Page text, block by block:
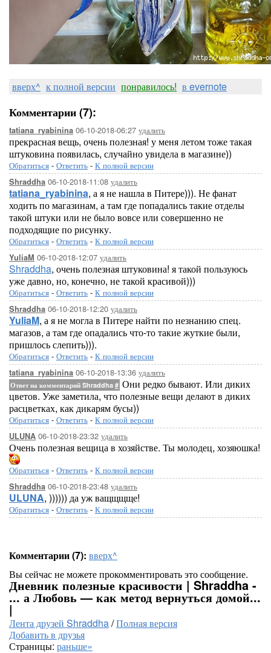
вверх^ к полной версии понравилось! в evernote
Комментарии (7):
tatiana_ryabinina 06-10-2018-06:27 удалить
прекрасная вещь, очень полезная! у меня летом тоже такая
штуковина появилась, случайно увидела в магазине))
Обратиться - Ответить - К полной версии
Shraddha 06-10-2018-11:08 удалить
tatiana_ryabinina, а я не нашла в Питере))). Не фанат
ходить по магазинам, а там где попадались такие отделы
такой штуки или не было вовсе или совершенно не
подходящие по рисунку.
Обратиться - Ответить - К полной версии
YuliaM 06-10-2018-12:07 удалить
Shraddha, очень полезная штуковина! я такой пользуюсь
уже давно, но, конечно, не такой красивой)))
Обратиться - Ответить - К полной версии
Shraddha 06-10-2018-12:20 удалить
YuliaM, а я не могла в Питере найти по незнанию спец.
магазов, а там где опадались что-то такие жуткие были,
пришлось слепить))).
Обратиться - Ответить - К полной версии
tatiana_ryabinina 06-10-2018-13:36 удалить
Ответ на комментарий Shraddha # Они редко бывают. Или диких
цветов. Уже заметила, что полезные вещи делают в диких
расцветках, как дикарям бусы))
Обратиться - Ответить - К полной версии
ULUNA 06-10-2018-23:32 удалить
Очень полезная вещица в хозяйстве. Ты молодец, хозяюшка!
Обратиться - Ответить - К полной версии
Shraddha 06-10-2018-23:48 удалить
ULUNA, )))))) да уж ващщщще!
Обратиться - Ответить - К полной версии
Комментарии (7): вверх^
Вы сейчас не можете прокомментировать это сообщение.
Дневник полезные красивости | Shraddha -
... а Любовь — как метод вернуться домой...
|
Лента друзей Shraddha/Полная версия
Добавить в друзья
Страницы: раньше»